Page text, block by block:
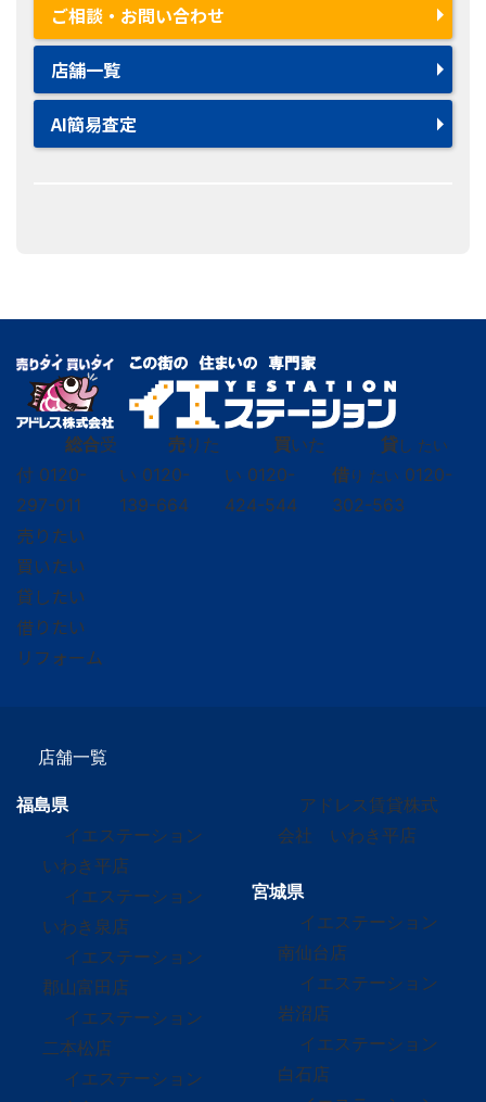
ご相談・お問い合わせ
店舗一覧
AI簡易査定
総合受
付 0120-
297-011
売りた
い 0120-
139-664
買いた
い 0120-
424-544
貸し たい
借り たい 0120-
302-563
売りたい
買いたい
貸したい
借りたい
リフォーム
店舗一覧
福島県
イエステーション
いわき平店
イエステーション
いわき泉店
イエステーション
郡山富田店
イエステーション
二本松店
イエステーション
アドレス賃貸株式
会社 いわき平店
宮城県
イエステーション
南仙台店
イエステーション
岩沼店
イエステーション
白石店